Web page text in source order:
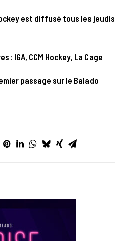
est diffusé tous les jeudis
: IGA, CCM Hockey, La Cage
passage sur le Balado